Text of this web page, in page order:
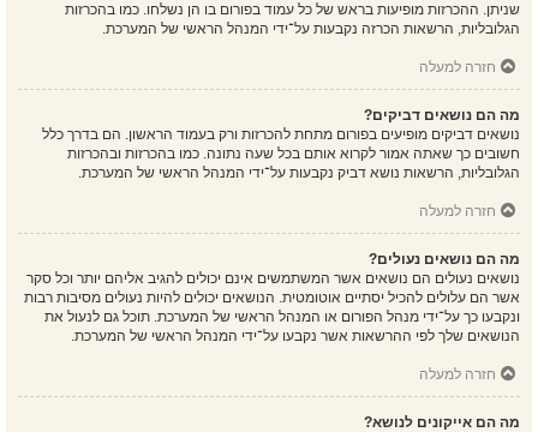
שניתן. ההכרזות מופיעות בראש של כל עמוד בפורום בו הן נשלחו. כמו בהכרזות
הגלובליות, הרשאות הכרזה נקבעות על־ידי המנהל הראשי של המערכת.
חזרה למעלה
מה הם נושאים דביקים?
נושאים דביקים מופיעים בפורום מתחת להכרזות ורק בעמוד הראשון. הם בדרך כלל
חשובים כך שאתה אמור לקרוא אותם בכל שעה נתונה. כמו בהכרזות ובהכרזות
הגלובליות, הרשאות נושא דביק נקבעות על־ידי המנהל הראשי של המערכת.
חזרה למעלה
מה הם נושאים נעולים?
נושאים נעולים הם נושאים אשר המשתמשים אינם יכולים להגיב אליהם יותר וכל סקר
אשר הם עלולים להכיל יסתיים אוטומטית. הנושאים יכולים להיות נעולים מסיבות רבות
ונקבעו כך על־ידי מנהל הפורום או המנהל הראשי של המערכת. תוכל גם לנעול את
הנושאים שלך לפי ההרשאות אשר נקבעו על־ידי המנהל הראשי של המערכת.
חזרה למעלה
מה הם אייקונים לנושא?